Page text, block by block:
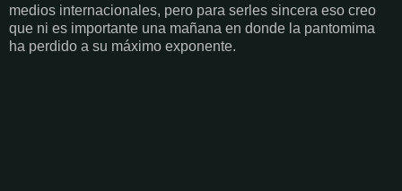
medios internacionales, pero para serles sincera eso creo
que ni es importante una mañana en donde la pantomima
ha perdido a su máximo exponente.